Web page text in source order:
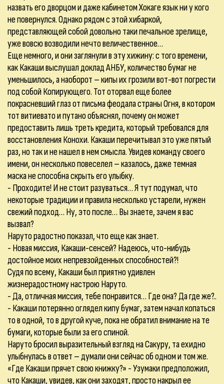
назвать его дворцом и даже кабинетом Хокаге язык ни у кого
не повернулся. Однако рядом с этой хибаркой,
представляющей собой довольно таки печальное зрелище,
уже вовсю возводили нечто величественное…
Еще немного, и они заглянули в эту хижину: с того времени,
как Какаши выслушал доклад АНБУ, количество бумаг не
уменьшилось, а наоборот – кипы их грозили вот-вот погрести
под собой Копирующего. Тот оторвал еще более
покрасневший глаз от письма феодала страны Огня, в котором
тот витиевато и путано объяснял, почему он может
предоставить лишь треть кредита, который требовался для
восстановления Конохи. Какаши перечитывал это уже пятый
раз, но так и не нашел в нем смысла. Увидев команду своего
имени, он несколько повеселел – казалось, даже темная
маска не способна скрыть его улыбку.
- Проходите! И не стоит разуваться… Я тут подумал, что
некоторые традиции и правила несколько устарели, нужен
свежий подход… Ну, это после… Вы знаете, зачем я вас
вызвал?
Наруто радостно показал, что еще как знает.
- Новая миссия, Какаши-сенсей? Надеюсь, что-нибудь
достойное моих непревзойденных способностей?!
Судя по всему, Какаши был приятно удивлен
жизнерадостному настрою Наруто.
- Да, отличная миссия, тебе понравится… Где она? Да где же?..
- Какаши потерянно оглядел кипу бумаг, затем начал копаться
то в одной, то в другой куче, пока не обратил внимание на те
бумаги, которые были за его спиной.
Наруто бросил выразительный взгляд на Сакуру, та ехидно
улыбнулась в ответ – думали они сейчас об одном и том же.
«Где Какаши прячет свою книжку?» - Узумаки предположил,
что Какаши, увидев, как они заходят, просто накрыл ее